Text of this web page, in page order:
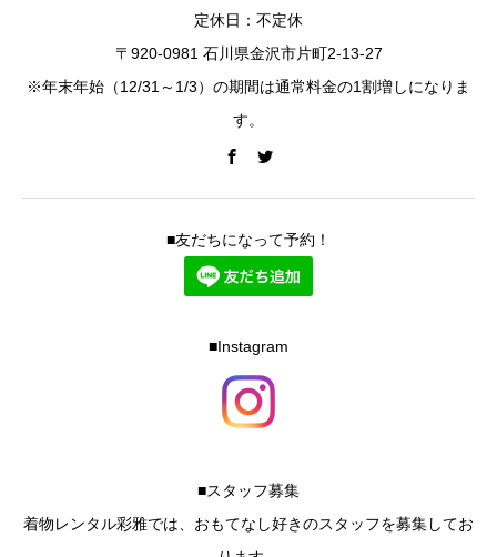
定休日：不定休
〒920-0981 石川県金沢市片町2-13-27
※年末年始（12/31～1/3）の期間は通常料金の1割増しになりま
す。
■友だちになって予約！
■Instagram
■スタッフ募集
着物レンタル彩雅では、おもてなし好きのスタッフを募集してお